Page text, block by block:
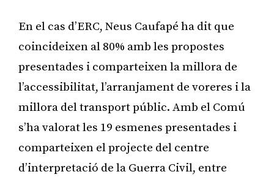
En el cas d’ERC, Neus Caufapé ha dit que
coincideixen al 80% amb les propostes
presentades i comparteixen la millora de
l’accessibilitat, l’arranjament de voreres i la
millora del transport públic. Amb el Comú
s’ha valorat les 19 esmenes presentades i
comparteixen el projecte del centre
d’interpretació de la Guerra Civil, entre